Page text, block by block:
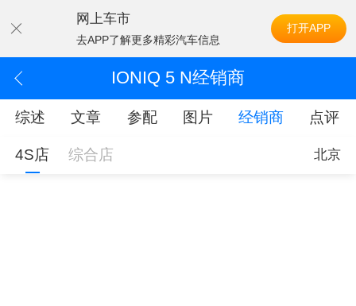
网上车市
去APP了解更多精彩汽车信息
打开APP
IONIQ 5 N经销商
综述 文章 参配 图片 经销商 点评
4S店 综合店 北京